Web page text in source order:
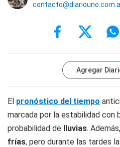
Agregar
El pronóstico del tiempo
marcada por la estabilidad con
probabilidad de lluvias.
frías, pero durante las tardes